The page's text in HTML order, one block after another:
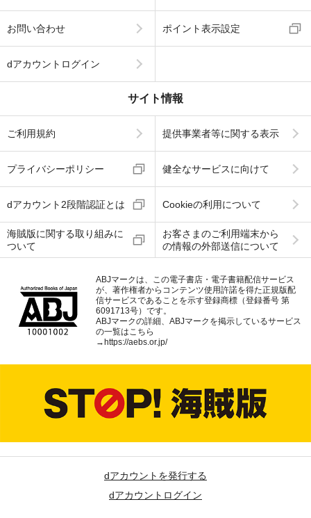
お問い合わせ ポイント表示設定
dアカウントログイン
サイト情報
ご利用規約 提供事業者等に関する表示
プライバシーポリシー 健全なサービスに向けて
dアカウント2段階認証とは Cookieの利用について
海賊版に関する取り組みに
ついて
お客さまのご利用端末から
の情報の外部送信について
ABJマークは、この電子書店・電子書籍配信サービス
が、著作権者からコンテンツ使用許諾を得た正規版配
信サービスであることを示す登録商標（登録番号 第
6091713号）です。
ABJマークの詳細、ABJマークを掲示しているサービス
の一覧はこちら
→https://aebs.or.jp/
dアカウントを発行する
dアカウントログイン